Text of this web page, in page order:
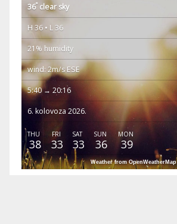
36° clear sky
H 36 • L 36
21% humidity
wind: 2m/s ESE
5:40 → 20:16
6. kolovoza 2026.
THU
38
FRI
33
SAT
33
SUN
36
MON
39
Weather from OpenWeatherMap